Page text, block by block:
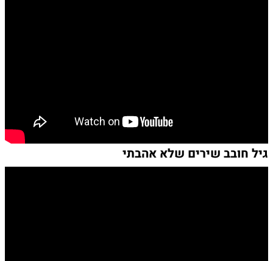
גיל חובב שירים שלא אהבתי